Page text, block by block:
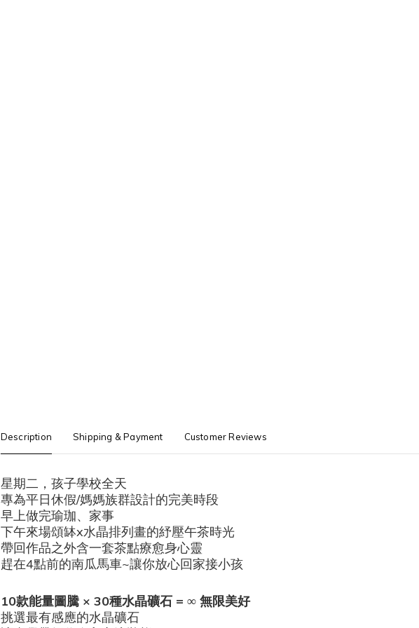
Description Shipping & Payment Customer Reviews
星期二，孩子學校全天
專為平日休假/媽媽族群設計的完美時段
早上做完瑜珈、家事
下午來場頌缽x水晶排列畫的紓壓午茶時光
帶回作品之外含一套茶點療愈身心靈
趕在4點前的南瓜馬車~讓你放心回家接小孩
10款能量圖騰 × 30種水晶礦石 = ∞ 無限美好
挑選最有感應的水晶礦石